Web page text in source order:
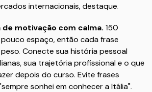
internacionais, destaque.
de motivação com calma. 150
espaço, então cada frase
Conecte sua história pessoal
sua trajetória profissional e o que
depois do curso. Evite frases
sonhei em conhecer a Itália".